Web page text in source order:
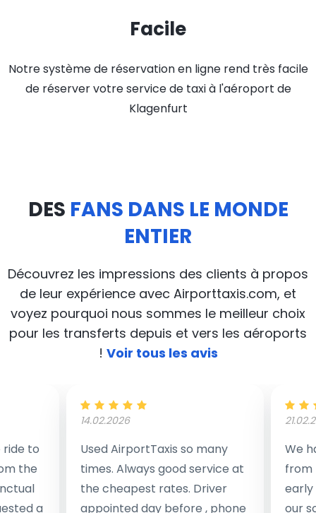
Facile
Notre système de réservation en ligne rend très facile
de réserver votre service de taxi à l'aéroport de
Klagenfurt
DES FANS DANS LE MONDE
ENTIER
Découvrez les impressions des clients à propos
de leur expérience avec Airporttaxis.com, et
voyez pourquoi nous sommes le meilleur choix
pour les transferts depuis et vers les aéroports
! Voir tous les avis
to
the
a
14.02.2026
Used AirportTaxis so many
times. Always good service at
the cheapest rates. Driver
appointed day before , phone
We
from
early
our